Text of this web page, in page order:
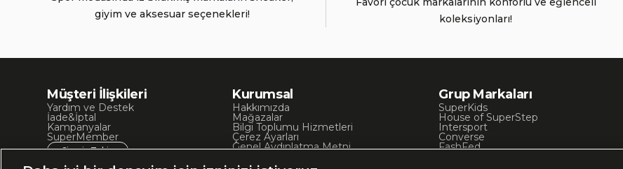
giyim ve aksesuar seçenekleri!
koleksiyonları!
Müşteri İlişkileri
Yardım ve Destek
İade&İptal
Kampanyalar
SuperMember
Sipariş Takip
Kurumsal
Hakkımızda
Mağazalar
Bilgi Toplumu Hizmetleri
Çerez Ayarları
Genel Aydınlatma Metni
Site Haritası
Grup Markaları
SuperKids
House of SuperStep
Intersport
Converse
FashFed